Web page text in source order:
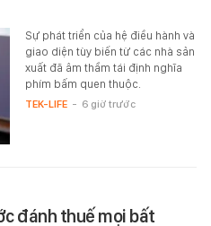
Sự phát triển của hệ điều hành và
giao diện tùy biến từ các nhà sản
xuất đã âm thầm tái định nghĩa
phím bấm quen thuộc.
TEK-LIFE - 6 giờ trước
đánh thuế mọi bất